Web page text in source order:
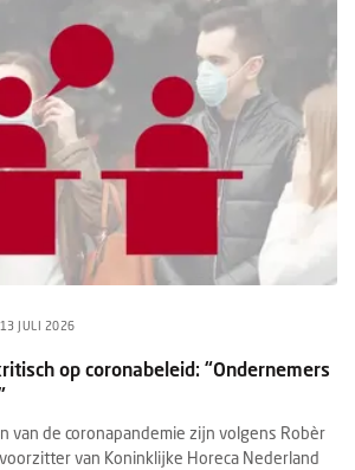
13 JULI 2026
op coronabeleid: “Ondernemers
van de coronapandemie zijn volgens Robèr
van Koninklijke Horeca Nederland